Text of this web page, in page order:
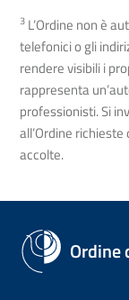
3 L’Ordine non è
telefonici o gli
rendere visibili i
rappresenta
professionisti. Si
all’Ordine
accolte.
Ordine